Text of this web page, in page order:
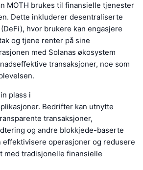
MOTH brukes til finansielle tjenester
Dette inkluderer desentraliserte
hvor brukere kan engasjere
og tjene renter på sine
med Solanas økosystem
transaksjoner, noe som
plass i
Bedrifter kan utnytte
transaksjoner,
og andre blokkjede-baserte
effektivisere operasjoner og redusere
med tradisjonelle finansielle